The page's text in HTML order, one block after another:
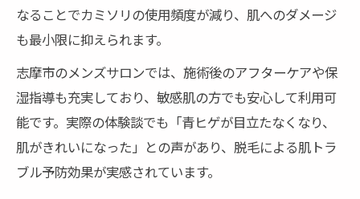
なることでカミソリの使用頻度が減り、肌へのダメージ
も最小限に抑えられます。
志摩市のメンズサロンでは、施術後のアフターケアや保
湿指導も充実しており、敏感肌の方でも安心して利用可
能です。実際の体験談でも「青ヒゲが目立たなくなり、
肌がきれいになった」との声があり、脱毛による肌トラ
ブル予防効果が実感されています。